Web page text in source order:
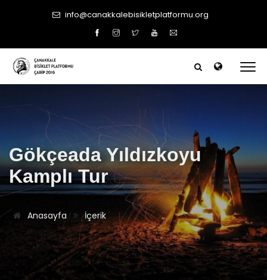
info@canakkalebisikletplatformu.org
Gökçeada Yıldızkoyu
Kamplı Tur
Anasayfa İçerik